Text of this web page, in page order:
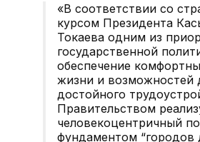
«В соответствии со
курсом Президента
Токаева одним из
государственной
обеспечение
жизни и возможностей
достойного
Правительством
человекоцентричный
фундаментом “городов